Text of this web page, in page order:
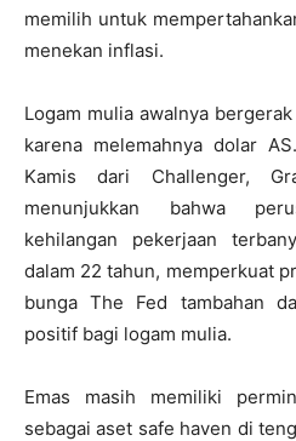
memilih untuk
menekan inflasi.
Logam mulia awalnya
karena melemahnya dolar
Kamis dari Challenger,
menunjukkan bahwa
kehilangan pekerjaan
dalam 22 tahun, memperkuat
bunga The Fed tambahan
positif bagi logam mulia.
Emas masih memiliki
sebagai aset safe haven di